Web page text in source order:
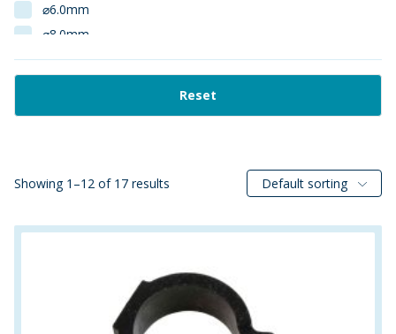
⌀6.0mm
⌀8.0mm
1:13
1:7
1.000m
Reset
Showing 1–12 of 17 results Default sorting